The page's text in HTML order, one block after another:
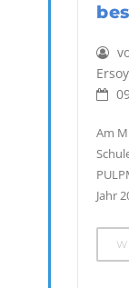
Am
Jahr